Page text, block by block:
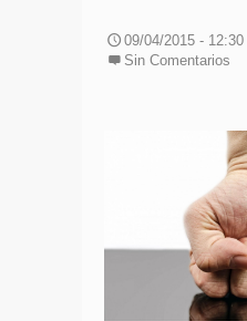
09/04/2015 - 12:30
Sin Comentarios